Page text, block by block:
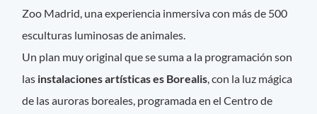
Zoo Madrid, una experiencia inmersiva con más de 500
esculturas luminosas de animales.
Un plan muy original que se suma a la programación son
las instalaciones artísticas es Borealis , con la luz mágica
de las auroras boreales, programada en el Centro de